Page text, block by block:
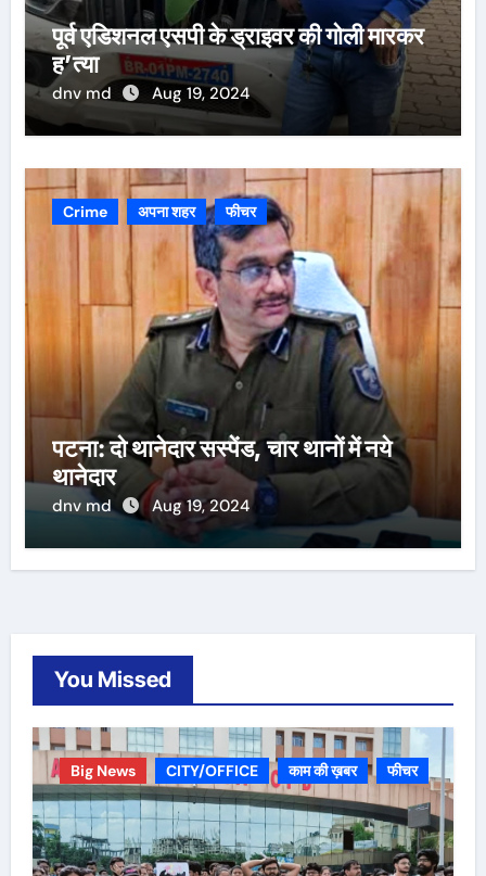
पूर्व एडिशनल एसपी के ड्राइवर की गोली मारकर
ह’त्या
dnv md Aug 19, 2024
Crime अपना शहर फीचर
पटना: दो थानेदार सस्पेंड, चार थानों में नये
थानेदार
dnv md Aug 19, 2024
You Missed
Big News CITY/OFFICE काम की ख़बर फीचर